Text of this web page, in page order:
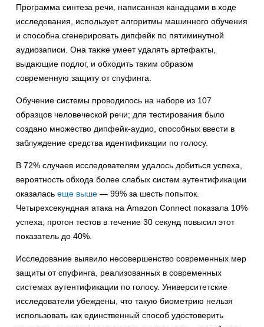
Программа синтеза речи, написанная канадцами в ходе
исследования, использует алгоритмы машинного обучения
и способна сгенерировать дипфейк по пятиминутной
аудиозаписи. Она также умеет удалять артефакты,
выдающие подлог, и обходить таким образом
современную защиту от спуфинга.
Обучение системы проводилось на наборе из 107
образцов человеческой речи; для тестирования было
создано множество дипфейк-аудио, способных ввести в
заблуждение средства идентификации по голосу.
В 72% случаев исследователям удалось добиться успеха,
вероятность обхода более слабых систем аутентификации
оказалась еще выше — 99% за шесть попыток.
Четырехсекундная атака на Amazon Connect показала 10%
успеха; прогон тестов в течение 30 секунд повысил этот
показатель до 40%.
Исследование выявило несовершенство современных мер
защиты от спуфинга, реализованных в современных
системах аутентификации по голосу. Университетские
исследователи убеждены, что такую биометрию нельзя
использовать как единственный способ удостоверить